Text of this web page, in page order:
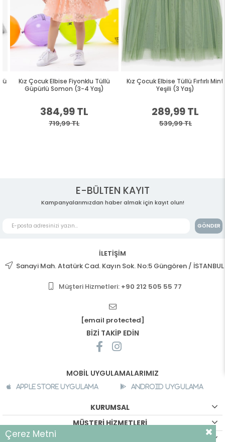
Kız Çocuk Elbise Fiyonklu Tüllü
Güpürlü Somon (3-4 Yaş)
384,99 TL
719,99 TL
Kız Çocuk Elbise Tüllü Fırfırlı Mint
Yeşili (3 Yaş)
289,99 TL
539,99 TL
E-BÜLTEN KAYIT
Kampanyalarımızdan haber almak için kayıt olun!
GÖNDER
İLETİŞİM
Sanayi Mah. Atatürk Cad. Kayın Sok. No:5 Güngören / İSTANBUL
Müşteri Hizmetleri: +90 212 505 55 77
[email protected]
BİZİ TAKİP EDİN
MOBİL UYGULAMALARIMIZ
Apple Store Uygulama Android Uygulama
KURUMSAL
MÜŞTERİ HİZMETLERİ
Çerez Metni